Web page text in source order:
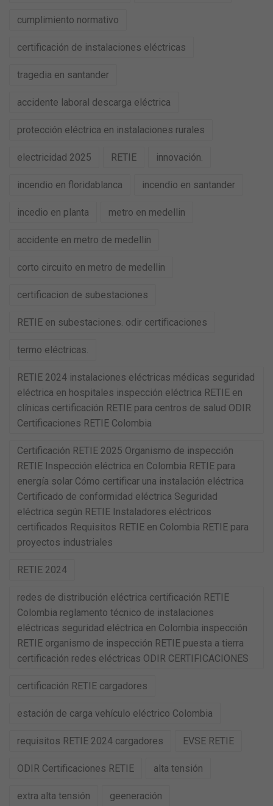
cumplimiento normativo
certificación de instalaciones eléctricas
tragedia en santander
accidente laboral descarga eléctrica
protección eléctrica en instalaciones rurales
electricidad 2025 RETIE innovación.
incendio en floridablanca incendio en santander
incedio en planta metro en medellin
accidente en metro de medellin
corto circuito en metro de medellin
certificacion de subestaciones
RETIE en subestaciones. odir certificaciones
termo eléctricas.
RETIE 2024 instalaciones eléctricas médicas seguridad
eléctrica en hospitales inspección eléctrica RETIE en
clínicas certificación RETIE para centros de salud ODIR
Certificaciones RETIE Colombia
Certificación RETIE 2025 Organismo de inspección
RETIE Inspección eléctrica en Colombia RETIE para
energía solar Cómo certificar una instalación eléctrica
Certificado de conformidad eléctrica Seguridad
eléctrica según RETIE Instaladores eléctricos
certificados Requisitos RETIE en Colombia RETIE para
proyectos industriales
RETIE 2024
redes de distribución eléctrica certificación RETIE
Colombia reglamento técnico de instalaciones
eléctricas seguridad eléctrica en Colombia inspección
RETIE organismo de inspección RETIE puesta a tierra
certificación redes eléctricas ODIR CERTIFICACIONES
certificación RETIE cargadores
estación de carga vehículo eléctrico Colombia
requisitos RETIE 2024 cargadores EVSE RETIE
ODIR Certificaciones RETIE alta tensión
extra alta tensión geeneración